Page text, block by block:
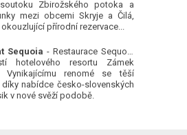
Zbirožského potoka a
mezi obcemi Skryje a Čilá,
přírodní rezervace...
Sequoia - Restaurace Sequoia
hotelového resortu Zámek
Vynikajícímu renomé se těší
nabídce česko-slovenských
v nové svěží podobě.